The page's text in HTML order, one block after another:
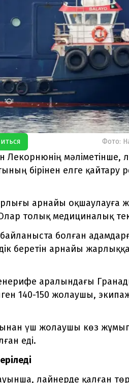
Фото:
Лекорнюнің мәліметінше,
бірінен елге қайтару
арнайы оқшаулауға
толық медициналық
болған
беретін арнайы
аралындағы
140-150 жолаушы,
үш жолаушы көз
еді.
лайнерде қалған